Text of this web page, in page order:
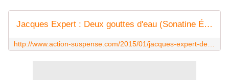
Jacques Expert : Deux gouttes d'eau (Sonatine Éditions, 2015) - Le blog de Claude LE NOCHER